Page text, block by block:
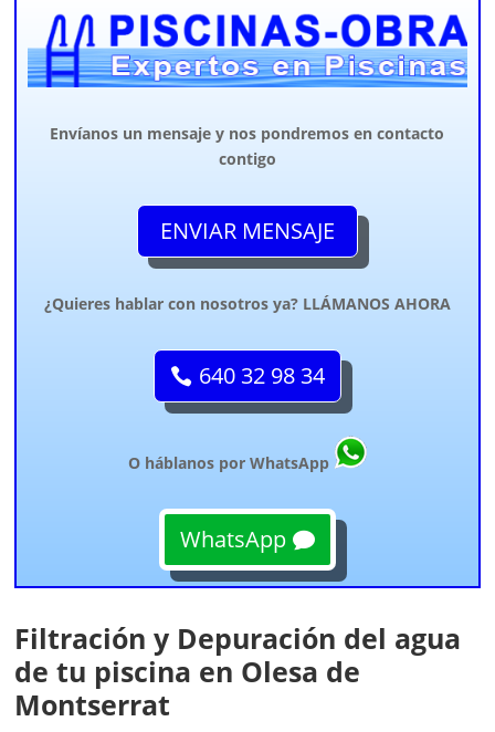
Envíanos un mensaje y nos pondremos en contacto
contigo
ENVIAR MENSAJE
¿Quieres hablar con nosotros ya? LLÁMANOS AHORA
640 32 98 34
O háblanos por WhatsApp
WhatsApp
Filtración y Depuración del agua
de tu piscina en Olesa de
Montserrat